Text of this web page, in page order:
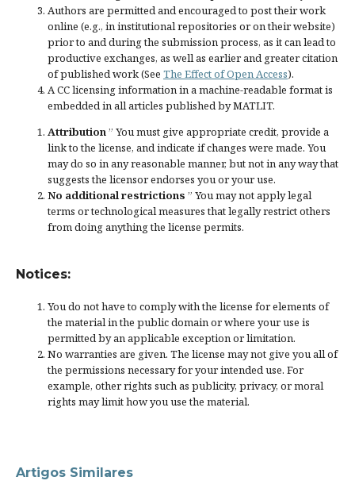
Authors are permitted and encouraged to post their work
online (e.g., in institutional repositories or on their website)
prior to and during the submission process, as it can lead to
productive exchanges, as well as earlier and greater citation
of published work (See The Effect of Open Access).
A CC licensing information in a machine-readable format is
embedded in all articles published by MATLIT.
Attribution” You must give appropriate credit, provide a
link to the license, andindicate if changes were made. You
may do so in any reasonable manner, but not in any way that
suggests the licensor endorses you or your use.
No additional restrictions ” You may not apply legal
terms ortechnological measuresthat legally restrict others
from doing anything the license permits.
Notices:
You do not have to comply with the license for elements of
the material in the public domain or where your use is
permitted by an applicable exception or limitation.
No warranties are given. The license may not give you all of
the permissions necessary for your intended use. For
example, other rights such as publicity, privacy, or moral
rights may limit how you use the material.
Artigos Similares